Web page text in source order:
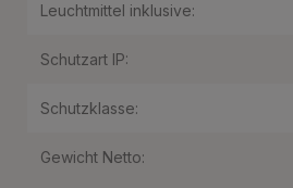
Leuchtmittel inklusive:
Schutzart IP:
Schutzklasse:
Gewicht Netto: